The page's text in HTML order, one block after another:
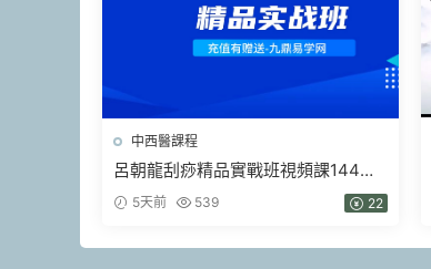
中西醫課程
呂朝龍刮痧精品實戰班視頻課144集
（天津班現場實錄）
5天前 539 22